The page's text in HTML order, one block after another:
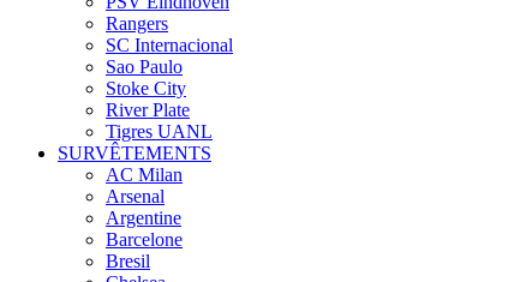
Rangers
SC Internacional
Sao Paulo
Stoke City
River Plate
Tigres UANL
SURVÊTEMENTS
AC Milan
Arsenal
Argentine
Barcelone
Bresil